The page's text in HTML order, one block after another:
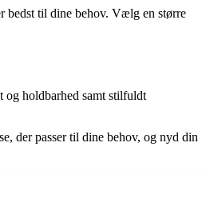
bedst til dine behov. Vælg en større
og holdbarhed samt stilfuldt
der passer til dine behov, og nyd din